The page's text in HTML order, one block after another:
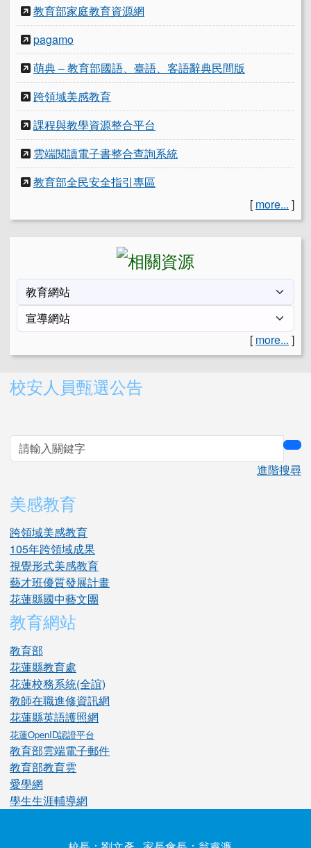
教育部家庭教育資源網
pagamo
萌典 – 教育部國語、臺語、客語辭典民間版
跨領域美感教育
課程與教學資源整合平台
雲端閱讀電子書整合查詢系統
教育部全民安全指引專區
[ more... ]
[ more... ]
右邊區域內容
校安人員甄選公告
進階搜尋
美感教育
跨領域美感教育
105年跨領域成果
視覺形式美感教育
藝才班優質發展計畫
花蓮縣國中藝文團
教育網站
教育部
花蓮縣教育處
花蓮校務系統(全誼)
教師在職進修資訊網
花蓮縣英語護照網
花蓮OpenID認證平台
教育部雲端電子郵件
教育部教育雲
愛學網
學生生涯輔導網